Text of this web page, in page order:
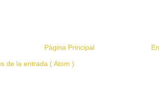
Página Principal
de la entrada ( Atom )